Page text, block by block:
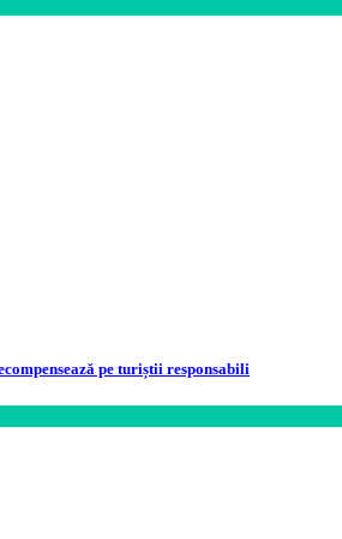
pe turiștii responsabili